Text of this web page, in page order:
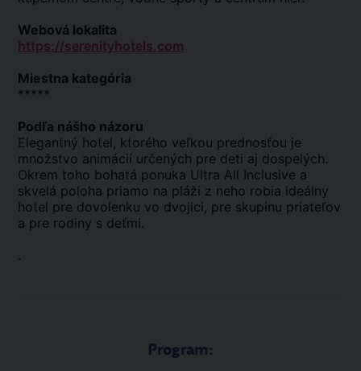
Webová lokalita
https://serenityhotels.com
Miestna kategória
*****
Podľa nášho názoru
Elegantný hotel, ktorého veľkou prednosťou je
množstvo animácií určených pre deti aj dospelých.
Okrem toho bohatá ponuka Ultra All Inclusive a
skvelá poloha priamo na pláži z neho robia ideálny
hotel pre dovolenku vo dvojici, pre skupinu priateľov
a pre rodiny s deťmi.
.
Program: